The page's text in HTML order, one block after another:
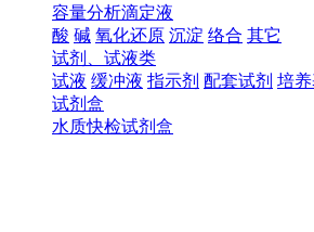
容量分析滴定液
酸 碱 氧化还原 沉淀 络合 其它
试剂、试液类
试液 缓冲液 指示剂 配套试剂 培
试剂盒
水质快检试剂盒